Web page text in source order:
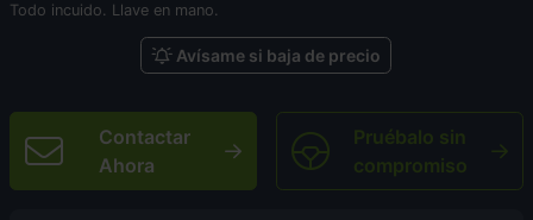
Todo incuido. Llave en mano.
Avísame si baja de precio
Contactar
Ahora
Pruébalo sin
compromiso